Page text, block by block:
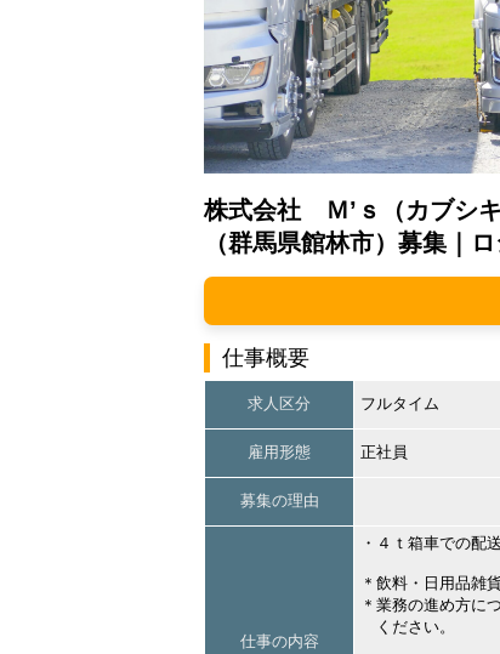
株式会社 Ｍ’ｓ（カブシ
（群馬県館林市）募集｜
仕事概要
求人区分 フルタイム
雇用形態 正社員
募集の理由
仕事の内容
・４ｔ箱車での配
＊飲料・日用品雑
＊業務の進め方に
ください。